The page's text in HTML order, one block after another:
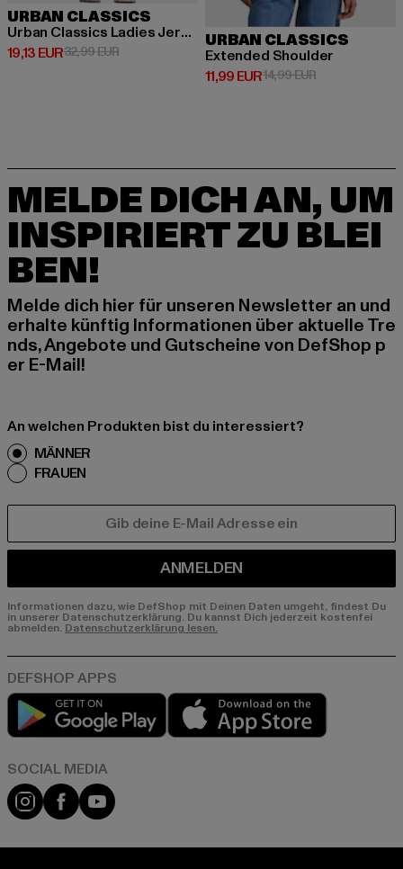
URBAN CLASSICS
Urban Classics Ladies Jersey Skort
19,13 EUR
Derzeitiger Preis: 19,13 EUR
32,99 EURAktionspreis: 32,99 EUR
URBAN CLASSICS
Extended Shoulder
11,99 EUR
Derzeitiger Preis: 11,99 EUR
14,99 EURAktionspreis:
MELDE DICH AN, UM
INSPIRIERT ZU BLEI
BEN!
Melde dich hier für unseren Newsletter an und
erhalte künftig Informationen über aktuelle Tre
nds, Angebote und Gutscheine von DefShop p
er E-Mail!
An welchen Produkten bist du interessiert?
MÄNNER
FRAUEN
ANMELDEN
Informationen dazu, wie DefShop mit Deinen Daten umgeht, findest Du
in unserer Datenschutzerklärung. Du kannst Dich jederzeit kostenfei
abmelden. Datenschutzerklärung lesen.
Play market
Instagram
FacebookYouTube